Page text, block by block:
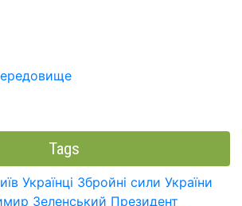
Tags
Українці Збройні сили України
Зеленський Президент